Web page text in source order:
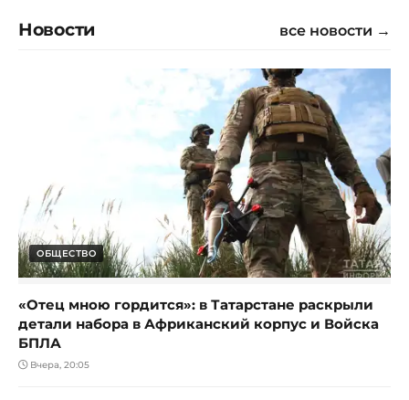
Новости все новости →
ОБЩЕСТВО
«Отец мною гордится»: в Татарстане раскрыли
детали набора в Африканский корпус и Войска
БПЛА
Вчера, 20:05